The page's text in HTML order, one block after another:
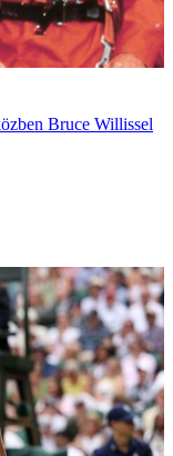
Bruce Willissel